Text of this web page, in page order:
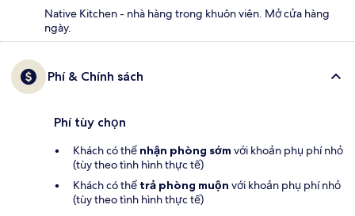
Native Kitchen - nhà hàng trong khuôn viên. Mở cửa hàng
ngày.
Phí & Chính sách
Phí tùy chọn
Khách có thể nhận phòng sớm với khoản phụ phí nhỏ
(tùy theo tình hình thực tế)
Khách có thể trả phòng muộn với khoản phụ phí nhỏ
(tùy theo tình hình thực tế)